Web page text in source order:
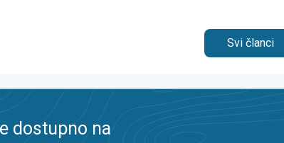
Svi članci
dostupno na